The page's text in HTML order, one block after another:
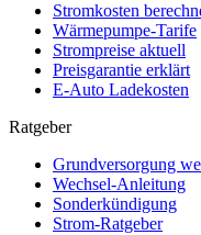
Stromkosten
Wärmepumpe-Tarife
Strompreise aktuell
Preisgarantie erklärt
E-Auto Ladekosten
Ratgeber
Grundversorgung
Wechsel-Anleitung
Sonderkündigung
Strom-Ratgeber